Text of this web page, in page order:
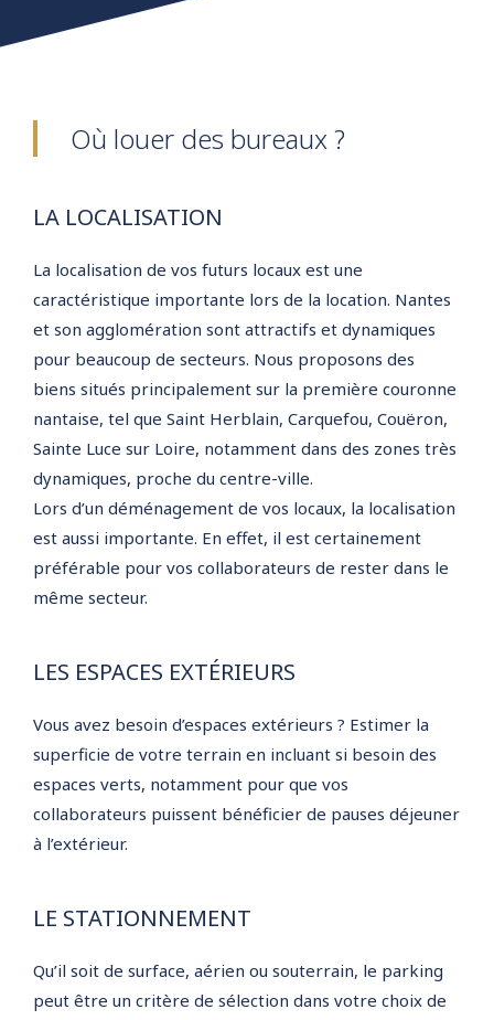
Où louer des bureaux ?
LA LOCALISATION
La localisation de vos futurs locaux est une
caractéristique importante lors de la location. Nantes
et son agglomération sont attractifs et dynamiques
pour beaucoup de secteurs. Nous proposons des
biens situés principalement sur la première couronne
nantaise, tel que Saint Herblain, Carquefou, Couëron,
Sainte Luce sur Loire, notamment dans des zones très
dynamiques, proche du centre-ville.
Lors d’un déménagement de vos locaux, la localisation
est aussi importante. En effet, il est certainement
préférable pour vos collaborateurs de rester dans le
même secteur.
LES ESPACES EXTÉRIEURS
Vous avez besoin d’espaces extérieurs ? Estimer la
superficie de votre terrain en incluant si besoin des
espaces verts, notamment pour que vos
collaborateurs puissent bénéficier de pauses déjeuner
à l’extérieur.
LE STATIONNEMENT
Qu’il soit de surface, aérien ou souterrain, le parking
peut être un critère de sélection dans votre choix de